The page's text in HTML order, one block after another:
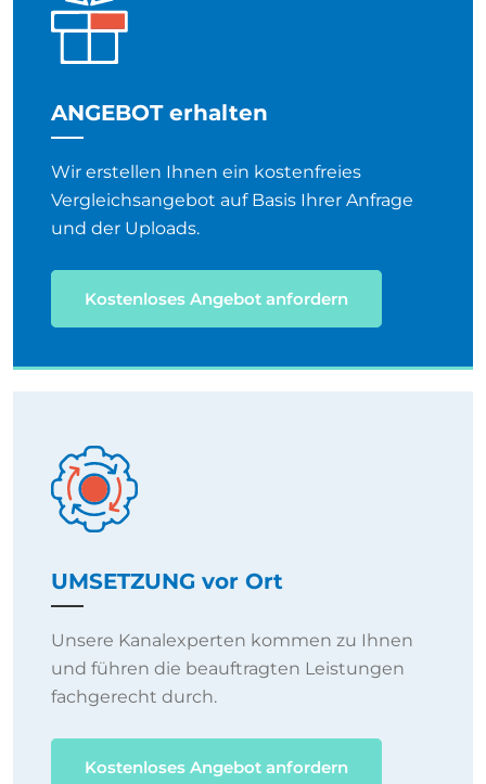
ANGEBOT erhalten
Wir erstellen Ihnen ein kostenfreies
Vergleichsangebot auf Basis Ihrer Anfrage
und der Uploads.
Kostenloses Angebot anfordern
UMSETZUNG vor Ort
Unsere Kanalexperten kommen zu Ihnen
und führen die beauftragten Leistungen
fachgerecht durch.
Kostenloses Angebot anfordern